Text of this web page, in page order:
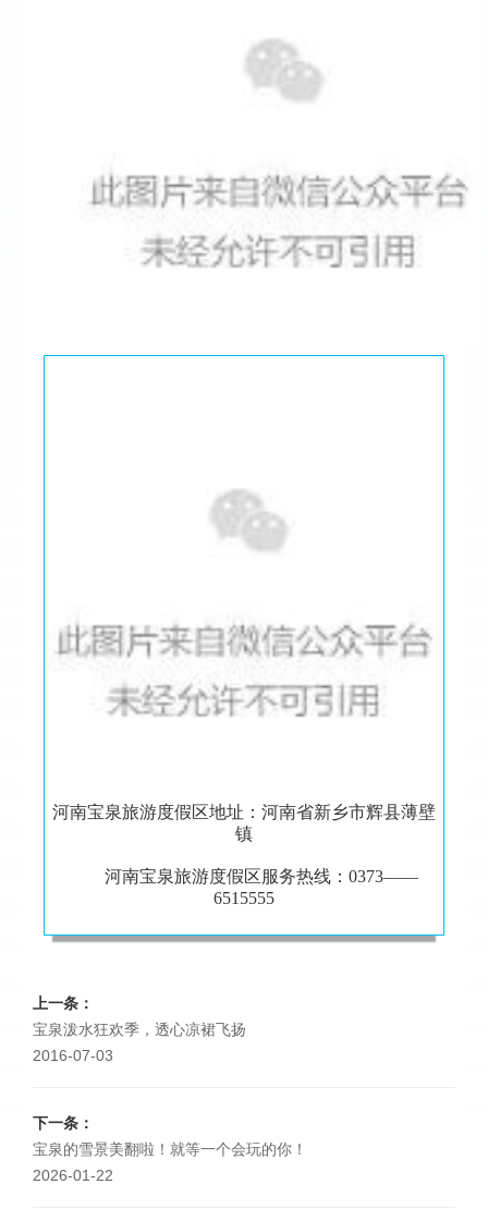
河南宝泉旅游度假区地址：河南省新乡市辉县薄壁
镇
河南宝泉旅游度假区服务热线：0373——
6515555
上一条：
宝泉泼水狂欢季，透心凉裙飞扬
2016-07-03
下一条：
宝泉的雪景美翻啦！就等一个会玩的你！
2026-01-22